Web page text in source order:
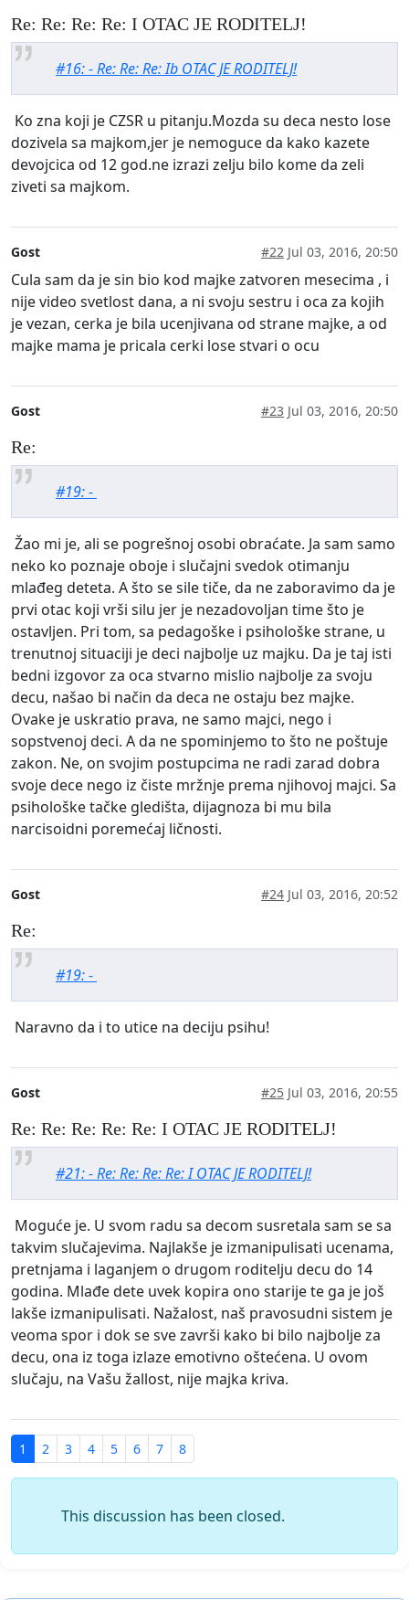
Re: Re: Re: Re: I OTAC JE RODITELJ!
#16: - Re: Re: Re: Ib OTAC JE RODITELJ!
Ko zna koji je CZSR u pitanju.Mozda su deca nesto lose
dozivela sa majkom,jer je nemoguce da kako kazete
devojcica od 12 god.ne izrazi zelju bilo kome da zeli
ziveti sa majkom.
Gost #22 Jul 03, 2016, 20:50
Cula sam da je sin bio kod majke zatvoren mesecima , i
nije video svetlost dana, a ni svoju sestru i oca za kojih
je vezan, cerka je bila ucenjivana od strane majke, a od
majke mama je pricala cerki lose stvari o ocu
Gost #23 Jul 03, 2016, 20:50
Re:
#19: -
Žao mi je, ali se pogrešnoj osobi obraćate. Ja sam samo
neko ko poznaje oboje i slučajni svedok otimanju
mlađeg deteta. A što se sile tiče, da ne zaboravimo da je
prvi otac koji vrši silu jer je nezadovoljan time što je
ostavljen. Pri tom, sa pedagoške i psihološke strane, u
trenutnoj situaciji je deci najbolje uz majku. Da je taj isti
bedni izgovor za oca stvarno mislio najbolje za svoju
decu, našao bi način da deca ne ostaju bez majke.
Ovake je uskratio prava, ne samo majci, nego i
sopstvenoj deci. A da ne spominjemo to što ne poštuje
zakon. Ne, on svojim postupcima ne radi zarad dobra
svoje dece nego iz čiste mržnje prema njihovoj majci. Sa
psihološke tačke gledišta, dijagnoza bi mu bila
narcisoidni poremećaj ličnosti.
Gost #24 Jul 03, 2016, 20:52
Re:
#19: -
Naravno da i to utice na deciju psihu!
Gost #25 Jul 03, 2016, 20:55
Re: Re: Re: Re: Re: I OTAC JE RODITELJ!
#21: - Re: Re: Re: Re: I OTAC JE RODITELJ!
Moguće je. U svom radu sa decom susretala sam se sa
takvim slučajevima. Najlakše je izmanipulisati ucenama,
pretnjama i laganjem o drugom roditelju decu do 14
godina. Mlađe dete uvek kopira ono starije te ga je još
lakše izmanipulisati. Nažalost, naš pravosudni sistem je
veoma spor i dok se sve završi kako bi bilo najbolje za
decu, ona iz toga izlaze emotivno oštećena. U ovom
slučaju, na Vašu žallost, nije majka kriva.
1 2 3 4 5 6 7 8
This discussion has been closed.